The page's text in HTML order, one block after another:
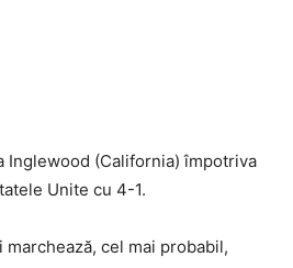
Inglewood (California) împotriva
Unite cu 4-1.
cel mai probabil,